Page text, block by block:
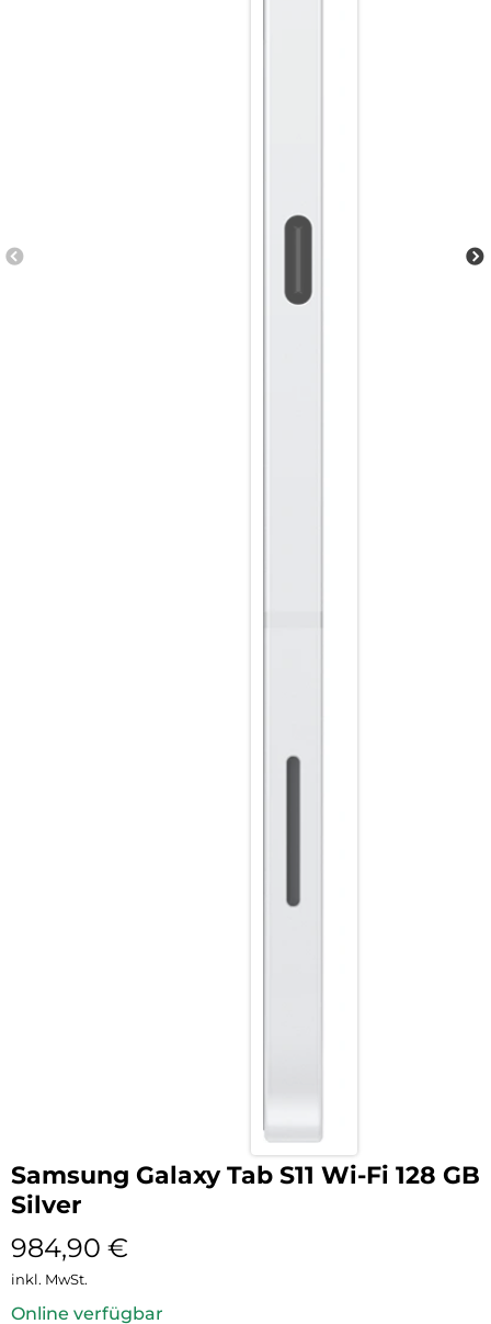
Samsung Galaxy Tab S11 Wi-Fi 128 GB
Silver
984,90 €
inkl. MwSt.
Online verfügbar